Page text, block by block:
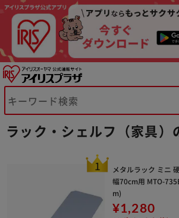
ラック・シェルフ（家具）
メタルラック ミニ
幅70cm用 MTO-
m)
¥1,280